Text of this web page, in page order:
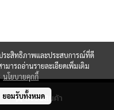
สั่งซื้อสินค้า
ระสิทธิภาพและประสบการณ์ที่ดี
มารถอ่านรายละเอียดเพิ่มเติม
นโยบายคุกกี้
ยอมรับทั้งหมด